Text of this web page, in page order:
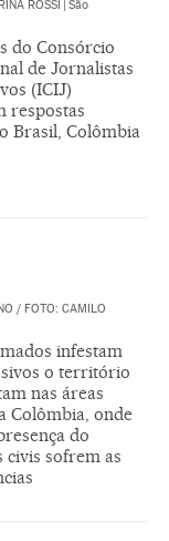
ROSSI
São
do Consórcio
de Jornalistas
(ICIJ)
respostas
Brasil, Colômbia
/ FOTO: CAMILO
infestam
o território
nas áreas
Colômbia, onde
do
civis sofrem as